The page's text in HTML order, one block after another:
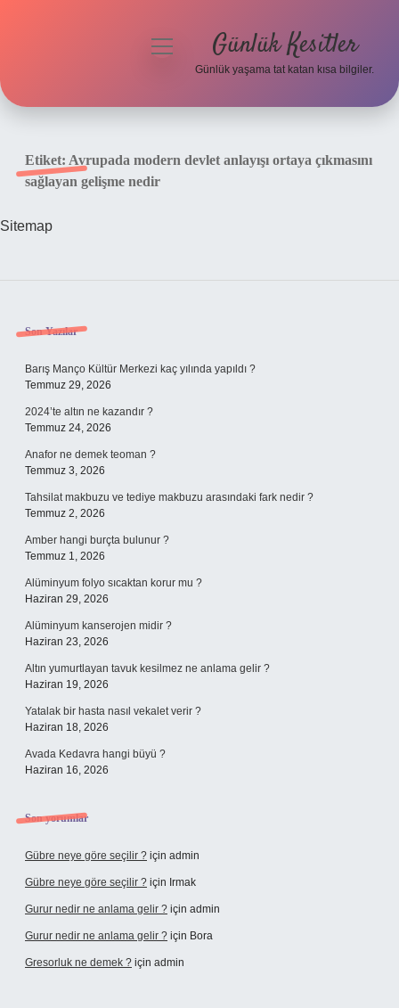
Yasal Uyarı
Hakkımızda
menüyü
Günlük Kesitler
Günlük yaşama tat katan kısa bilgiler.
Etiket: Avrupada modern devlet anlayışı ortaya çıkmasını
sağlayan gelişme nedir
Sitemap
Sidebar
Son Yazılar
Barış Manço Kültür Merkezi kaç yılında yapıldı ?
Temmuz 29, 2026
2024’te altın ne kazandır ?
Temmuz 24, 2026
Anafor ne demek teoman ?
Temmuz 3, 2026
Tahsilat makbuzu ve tediye makbuzu arasındaki fark nedir ?
Temmuz 2, 2026
Amber hangi burçta bulunur ?
Temmuz 1, 2026
Alüminyum folyo sıcaktan korur mu ?
Haziran 29, 2026
Alüminyum kanserojen midir ?
Haziran 23, 2026
Altın yumurtlayan tavuk kesilmez ne anlama gelir ?
Haziran 19, 2026
Yatalak bir hasta nasıl vekalet verir ?
Haziran 18, 2026
Avada Kedavra hangi büyü ?
Haziran 16, 2026
Son yorumlar
Gübre neye göre seçilir ? için admin
Gübre neye göre seçilir ? için Irmak
Gurur nedir ne anlama gelir ? için admin
Gurur nedir ne anlama gelir ? için Bora
Gresorluk ne demek ? için admin